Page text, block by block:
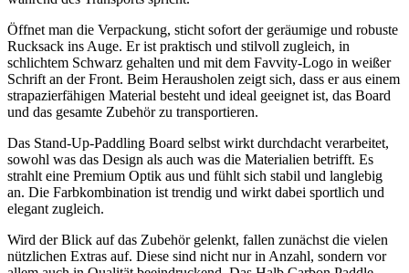
Öffnet man die Verpackung, sticht sofort der geräumige und robuste
Rucksack ins Auge. Er ist praktisch und stilvoll zugleich, in
schlichtem Schwarz gehalten und mit dem Favvity-Logo in weißer
Schrift an der Front. Beim Herausholen zeigt sich, dass er aus einem
strapazierfähigen Material besteht und ideal geeignet ist, das Board
und das gesamte Zubehör zu transportieren.
Das Stand-Up-Paddling Board selbst wirkt durchdacht verarbeitet,
sowohl was das Design als auch was die Materialien betrifft. Es
strahlt eine Premium Optik aus und fühlt sich stabil und langlebig
an. Die Farbkombination ist trendig und wirkt dabei sportlich und
elegant zugleich.
Wird der Blick auf das Zubehör gelenkt, fallen zunächst die vielen
nützlichen Extras auf. Diese sind nicht nur in Anzahl, sondern vor